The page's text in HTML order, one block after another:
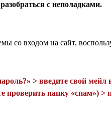
с неполадками.
со входом на сайт,
> введите свой мейл
проверить папку «спам») >